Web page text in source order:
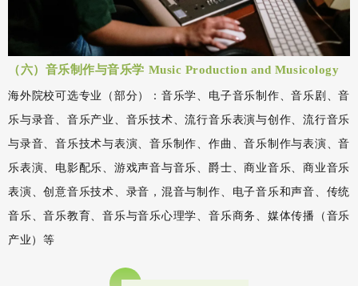
（六）音乐制作与音乐学 Music Production and Musicology
海外院校可选专业（部分）：音乐学、电子音乐制作、音乐剧、音
乐与录音、音乐产业、音乐技术、流行音乐表演与创作、流行音乐
与录音、音乐技术与表演、音乐制作、作曲、音乐制作与表演、音
乐表演、电影配乐、游戏声音与音乐、爵士、商业音乐、商业音乐
表演、创意音乐技术、录音，混音与制作、电子音乐和声音、传统
音乐、音乐教育、音乐与音乐心理学、音乐商务、媒体传播（音乐
产业）等